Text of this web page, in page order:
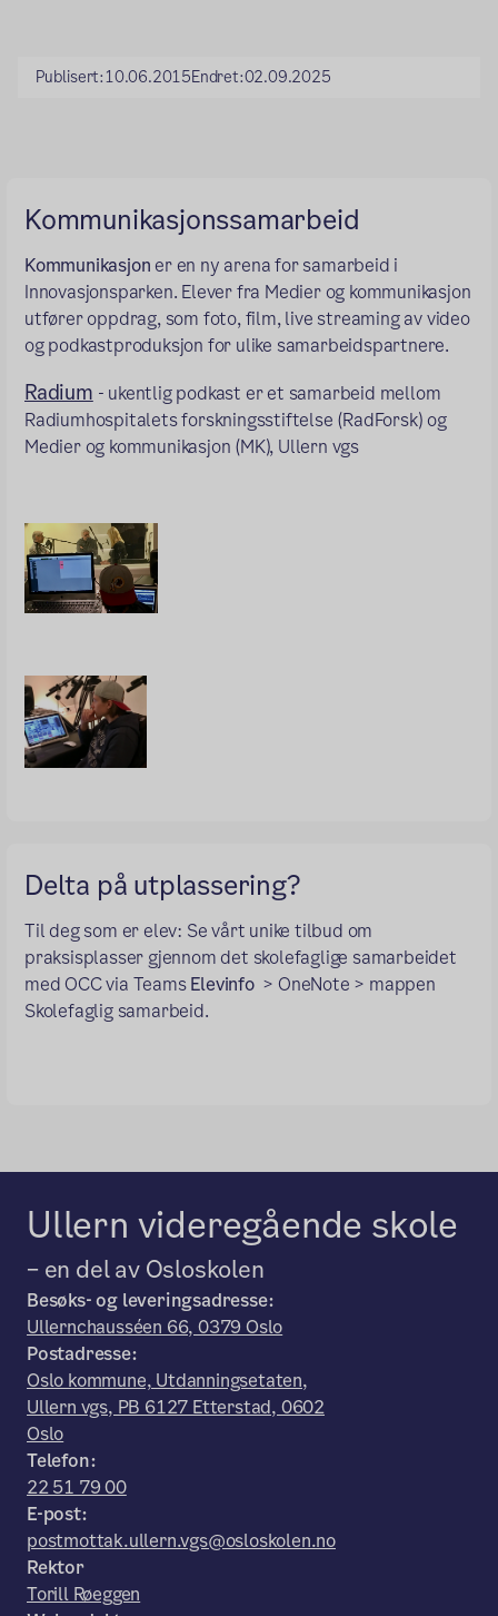
Publisert:10.06.2015Endret:02.09.2025
Kommunikasjonssamarbeid
Kommunikasjoner en ny arena for samarbeid i
Innovasjonsparken. Elever fra Medier og kommunikasjon
utfører oppdrag, som foto, film, live streaming av video
og podkastproduksjon for ulike samarbeidspartnere.
Radium - ukentlig podkast er et samarbeid mellom
Radiumhospitalets forskningsstiftelse (RadForsk) og
Medier og kommunikasjon (MK), Ullern vgs
Delta på utplassering?
Til deg som er elev: Se vårt unike tilbud om
praksisplasser gjennom det skolefaglige samarbeidet
med OCC via TeamsElevinfo > OneNote > mappen
Skolefaglig samarbeid.
Ullern videregående skole
– en del av Osloskolen
Besøks- og leveringsadresse:
Ullernchausséen 66, 0379 Oslo
Postadresse:
Oslo kommune, Utdanningsetaten,
Ullern vgs, PB 6127 Etterstad, 0602
Oslo
Telefon:
22 51 79 00
E-post:
postmottak.ullern.vgs@osloskolen.no
Rektor
Torill Røeggen